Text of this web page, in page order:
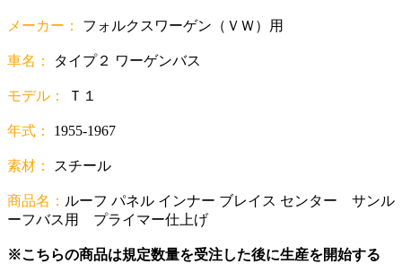
メーカー： フォルクスワーゲン（ＶＷ）用
車名： タイプ２ ワーゲンバス
モデル： Ｔ１
年式： 1955-1967
素材： スチール
商品名： ルーフ パネル インナー ブレイス センター サンル
ーフバス用 プライマー仕上げ
※こちらの商品は規定数量を受注した後に生産を開始する